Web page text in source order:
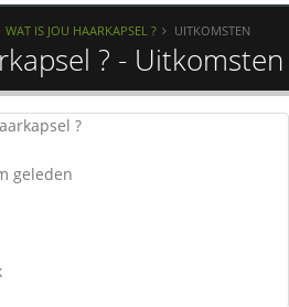
WAT IS JOU HAARKAPSEL ? UITKOMSTEN
? - Uitkomsten
?
geleden